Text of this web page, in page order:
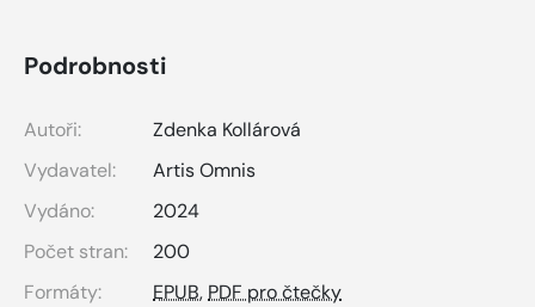
Podrobnosti
Autoři:
Zdenka Kollárová
Vydavatel:
Artis Omnis
Vydáno:
2024
Počet stran:
200
Formáty:
EPUB, PDF pro čtečky